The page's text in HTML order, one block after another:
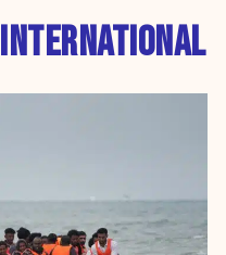
INTERNATIONAL